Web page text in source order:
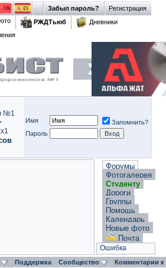
Регистрация
Забыл пароль?
РЖДТьюб
Дневники
№1
Имя
Запомнить?
Пароль
Форумы
Фотогалерея
Студенту
Дороги
Группы
Помощь
Календарь
Новые фото
Почта
Ошибка
Поддержка Сообщество Комментарии